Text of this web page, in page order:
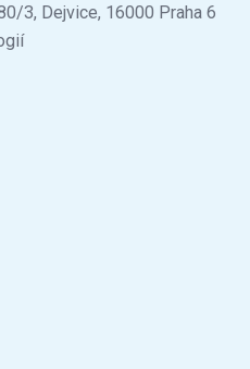
3, Dejvice, 16000 Praha 6